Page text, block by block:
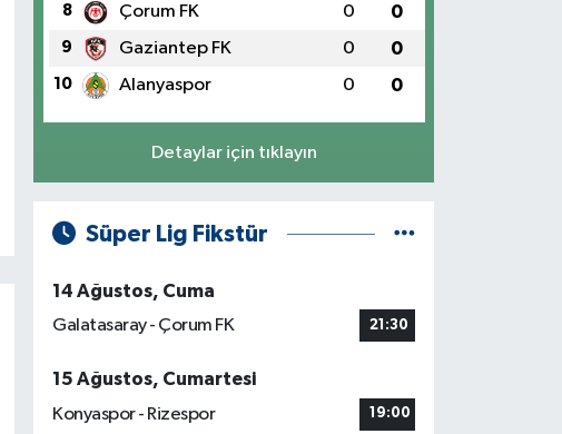
8 Çorum FK 0 0
9 Gaziantep FK 0 0
10 Alanyaspor 0 0
Detaylar için tıklayın
Süper Lig Fikstür
14 Ağustos, Cuma
Galatasaray - Çorum FK
21:30
15 Ağustos, Cumartesi
Konyaspor - Rizespor
19:00